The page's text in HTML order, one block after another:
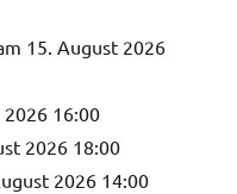
15. August 2026
16:00
2026 18:00
2026 14:00